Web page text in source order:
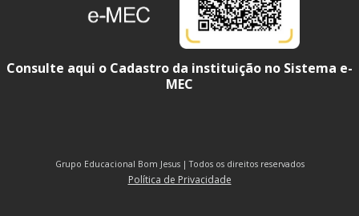
Consulte aqui o Cadastro da instituição no Sistema e-
MEC
Grupo Educacional Bom Jesus | Todos os direitos reservados
Política de Privacidade